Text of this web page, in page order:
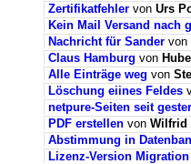
Zertifikatfehler von Urs
Kein Mail Versand nach
Nachricht für Sander von
Claus Hamburg von
Alle Einträge weg von
Löschung eiines Feldes
netpure-Seiten seit
PDF erstellen von Wilfrid
Abstimmung in
Lizenz-Version